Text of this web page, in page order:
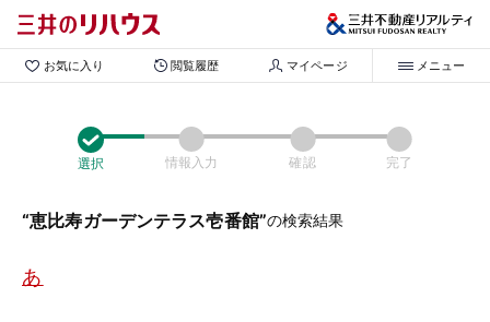
お気に入り 閲覧履歴 マイページ メニュー
選択 情報入力 確認 完了
“恵比寿ガーデンテラス壱番館”の検索結果
あ